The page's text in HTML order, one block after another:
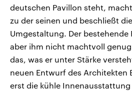
deutschen Pavillon steht,
zu der seinen und beschließt
Umgestaltung. Der bestehende
aber ihm nicht machtvoll
das, was er unter Stärke
neuen Entwurf des Architekten
erst die kühle Innenausstattung